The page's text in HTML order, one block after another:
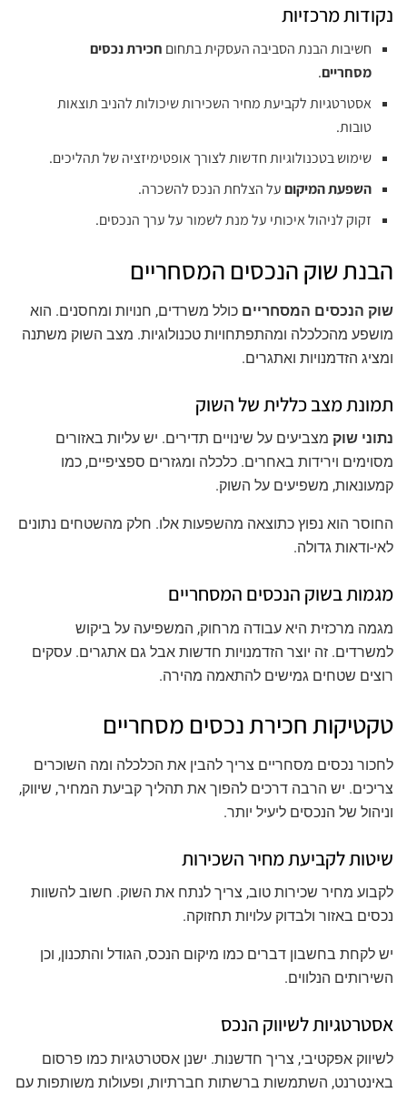
נקודות מרכזיות
חשיבות הבנת הסביבה העסקית בתחום חכירת נכסים
מסחריים.
אסטרטגיות לקביעת מחיר השכירות שיכולות להניב תוצאות
טובות.
שימוש בטכנולוגיות חדשות לצורך אופטימיזציה של תהליכים.
השפעת המיקוםעל הצלחת הנכס להשכרה.
זקוק לניהול איכותי על מנת לשמור על ערך הנכסים.
הבנת שוק הנכסים המסחריים
שוק הנכסים המסחריים כולל משרדים, חנויות ומחסנים. הוא
מושפע מהכלכלה ומהתפתחויות טכנולוגיות. מצב השוק משתנה
ומציג הזדמנויות ואתגרים.
תמונת מצב כללית של השוק
נתוני שוק מצביעים על שינויים תדירים. יש עליות באזורים
מסוימים וירידות באחרים. כלכלה ומגזרים ספציפיים, כמו
קמעונאות, משפיעים על השוק.
החוסר הוא נפוץ כתוצאה מהשפעות אלו. חלק מהשטחים נתונים
לאי-ודאות גדולה.
מגמות בשוק הנכסים המסחריים
מגמה מרכזית היא עבודה מרחוק, המשפיעה על ביקוש
למשרדים. זה יוצר הזדמנויות חדשות אבל גם אתגרים. עסקים
רוצים שטחים גמישים להתאמה מהירה.
טקטיקות חכירת נכסים מסחריים
לחכור נכסים מסחריים צריך להבין את הכלכלה ומה השוכרים
צריכים. יש הרבה דרכים להפוך את תהליך קביעת המחיר, שיווק,
וניהול של הנכסים ליעיל יותר.
שיטות לקביעת מחיר השכירות
לקבוע מחיר שכירות טוב, צריך לנתח את השוק. חשוב להשוות
נכסים באזור ולבדוק עלויות תחזוקה.
יש לקחת בחשבון דברים כמו מיקום הנכס, הגודל והתכנון, וכן
השירותים הנלווים.
אסטרטגיות לשיווק הנכס
לשיווק אפקטיבי, צריך חדשנות. ישנן אסטרטגיות כמו פרסום
באינטרנט, השתמשות ברשתות חברתיות, ופעולות משותפות עם